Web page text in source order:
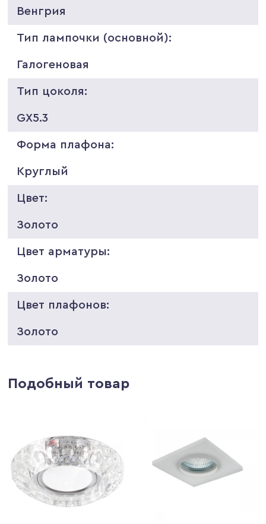
Венгрия
Тип лампочки (основной):
Галогеновая
Тип цоколя:
GX5.3
Форма плафона:
Круглый
Цвет:
Золото
Цвет арматуры:
Золото
Цвет плафонов:
Золото
Подобный товар